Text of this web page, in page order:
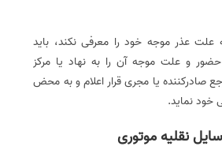
عذر موجه خود را معرفی نکند، باید
حضور و علت موجه آن را به نهاد یا مرکز
صادرکننده یا مجری قرار اعلام و به محض
خود نماید.
نقلیه موتوری